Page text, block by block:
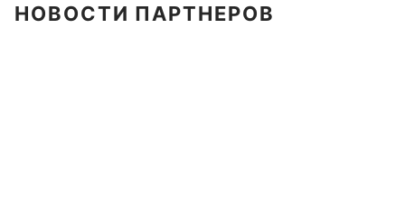
НОВОСТИ ПАРТНЕРОВ